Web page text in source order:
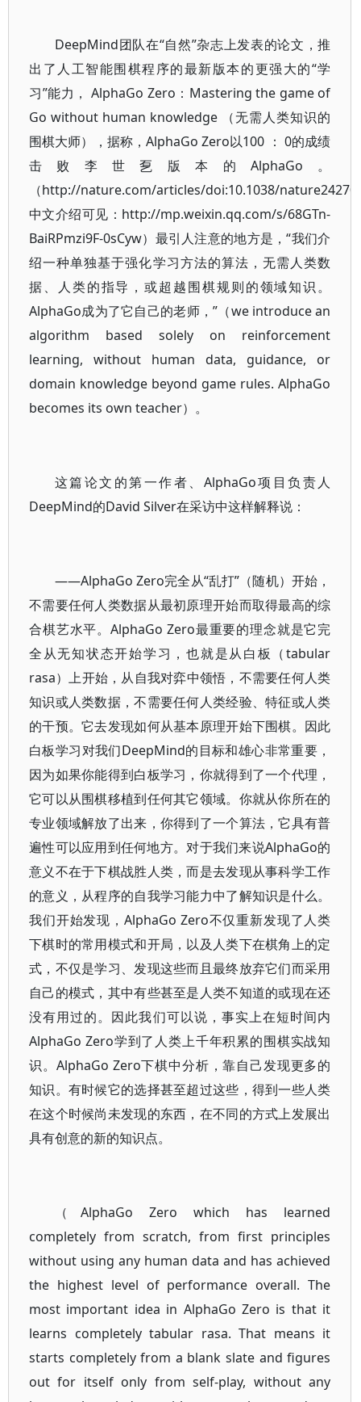
DeepMind团队在“自然”杂志上发表的论文，推
出了人工智能围棋程序的最新版本的更强大的“学
习”能力， AlphaGo Zero：Mastering the game of
Go without human knowledge （无需人类知识的
围棋大师），据称，AlphaGo Zero以100 ： 0的成绩
击败李世乭版本的AlphaGo。
（http://nature.com/articles/doi:10.1038/nature24270
中文介绍可见：http://mp.weixin.qq.com/s/68GTn-
BaiRPmzi9F-0sCyw）最引人注意的地方是，“我们介
绍一种单独基于强化学习方法的算法，无需人类数
据、人类的指导，或超越围棋规则的领域知识。
AlphaGo成为了它自己的老师，”（we introduce an
algorithm based solely on reinforcement
learning, without human data, guidance, or
domain knowledge beyond game rules. AlphaGo
becomes its own teacher）。
这篇论文的第一作者、AlphaGo项目负责人
DeepMind的David Silver在采访中这样解释说：
——AlphaGo Zero完全从“乱打”（随机）开始，
不需要任何人类数据从最初原理开始而取得最高的综
合棋艺水平。AlphaGo Zero最重要的理念就是它完
全从无知状态开始学习，也就是从白板（tabular
rasa）上开始，从自我对弈中领悟，不需要任何人类
知识或人类数据，不需要任何人类经验、特征或人类
的干预。它去发现如何从基本原理开始下围棋。因此
白板学习对我们DeepMind的目标和雄心非常重要，
因为如果你能得到白板学习，你就得到了一个代理，
它可以从围棋移植到任何其它领域。你就从你所在的
专业领域解放了出来，你得到了一个算法，它具有普
遍性可以应用到任何地方。对于我们来说AlphaGo的
意义不在于下棋战胜人类，而是去发现从事科学工作
的意义，从程序的自我学习能力中了解知识是什么。
我们开始发现，AlphaGo Zero不仅重新发现了人类
下棋时的常用模式和开局，以及人类下在棋角上的定
式，不仅是学习、发现这些而且最终放弃它们而采用
自己的模式，其中有些甚至是人类不知道的或现在还
没有用过的。因此我们可以说，事实上在短时间内
AlphaGo Zero学到了人类上千年积累的围棋实战知
识。AlphaGo Zero下棋中分析，靠自己发现更多的
知识。有时候它的选择甚至超过这些，得到一些人类
在这个时候尚未发现的东西，在不同的方式上发展出
具有创意的新的知识点。
（AlphaGo Zero which has learned
completely from scratch, from first principles
without using any human data and has achieved
the highest level of performance overall. The
most important idea in AlphaGo Zero is that it
learns completely tabular rasa. That means it
starts completely from a blank slate and figures
out for itself only from self-play, without any